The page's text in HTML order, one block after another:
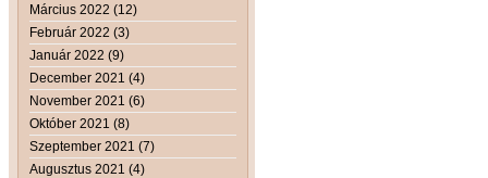
Március 2022 (12)
Február 2022 (3)
Január 2022 (9)
December 2021 (4)
November 2021 (6)
Október 2021 (8)
Szeptember 2021 (7)
Augusztus 2021 (4)